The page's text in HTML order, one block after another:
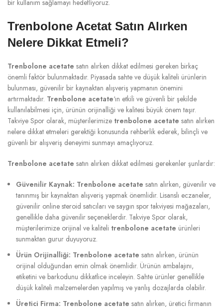
bir kullanım sağlamayı hedefliyoruz.
Trenbolone Acetat Satın Alırken
Nelere Dikkat Etmeli?
Trenbolone acetate satın alırken dikkat edilmesi gereken birkaç
önemli faktör bulunmaktadır. Piyasada sahte ve düşük kaliteli ürünlerin
bulunması, güvenilir bir kaynaktan alışveriş yapmanın önemini
artırmaktadır. Trenbolone acetate‘ın etkili ve güvenli bir şekilde
kullanılabilmesi için, ürünün orijinalliği ve kalitesi büyük önem taşır.
Takviye Spor olarak, müşterilerimize trenbolone acetate satın alırken
nelere dikkat etmeleri gerektiği konusunda rehberlik ederek, bilinçli ve
güvenli bir alışveriş deneyimi sunmayı amaçlıyoruz.
Trenbolone acetate satın alırken dikkat edilmesi gerekenler şunlardır:
Güvenilir Kaynak: Trenbolone acetate satın alırken, güvenilir ve
tanınmış bir kaynaktan alışveriş yapmak önemlidir. Lisanslı eczaneler,
güvenilir online steroid satıcıları ve saygın spor takviyesi mağazaları,
genellikle daha güvenilir seçeneklerdir. Takviye Spor olarak,
müşterilerimize orijinal ve kaliteli trenbolone acetate ürünleri
sunmaktan gurur duyuyoruz.
Ürün Orijinalliği: Trenbolone acetate satın alırken, ürünün
orijinal olduğundan emin olmak önemlidir. Ürünün ambalajını,
etiketini ve barkodunu dikkatlice inceleyin. Sahte ürünler genellikle
düşük kaliteli malzemelerden yapılmış ve yanlış dozajlarda olabilir.
Üretici Firma: Trenbolone acetate satın alırken, üretici firmanın